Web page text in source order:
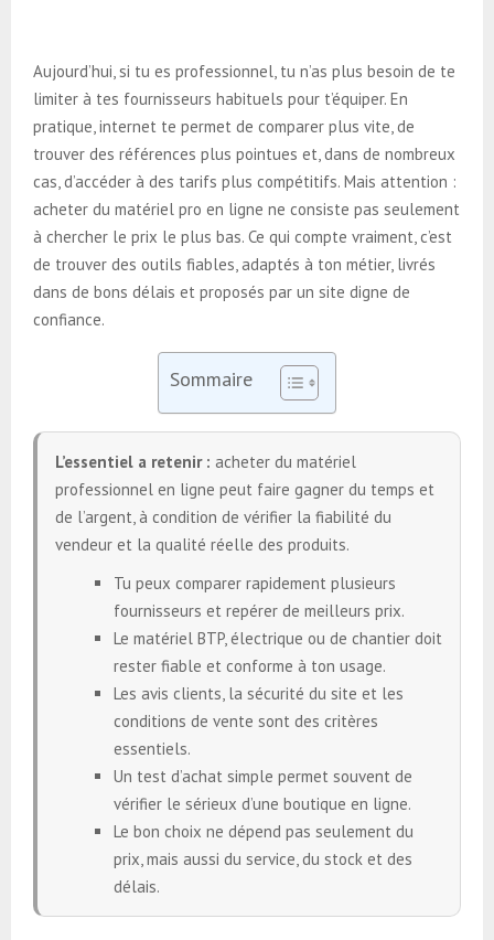
Aujourd’hui, si tu es professionnel, tu n’as plus besoin de te
limiter à tes fournisseurs habituels pour t’équiper. En
pratique, internet te permet de comparer plus vite, de
trouver des références plus pointues et, dans de nombreux
cas, d’accéder à des tarifs plus compétitifs. Mais attention :
acheter du matériel pro en ligne ne consiste pas seulement
à chercher le prix le plus bas. Ce qui compte vraiment, c’est
de trouver des outils fiables, adaptés à ton métier, livrés
dans de bons délais et proposés par un site digne de
confiance.
Sommaire
L’essentiel a retenir : acheter du matériel
professionnel en ligne peut faire gagner du temps et
de l’argent, à condition de vérifier la fiabilité du
vendeur et la qualité réelle des produits.
Tu peux comparer rapidement plusieurs
fournisseurs et repérer de meilleurs prix.
Le matériel BTP, électrique ou de chantier doit
rester fiable et conforme à ton usage.
Les avis clients, la sécurité du site et les
conditions de vente sont des critères
essentiels.
Un test d’achat simple permet souvent de
vérifier le sérieux d’une boutique en ligne.
Le bon choix ne dépend pas seulement du
prix, mais aussi du service, du stock et des
délais.